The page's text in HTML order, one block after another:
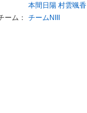
本間日陽 村雲颯香
ーム：
チームNIII